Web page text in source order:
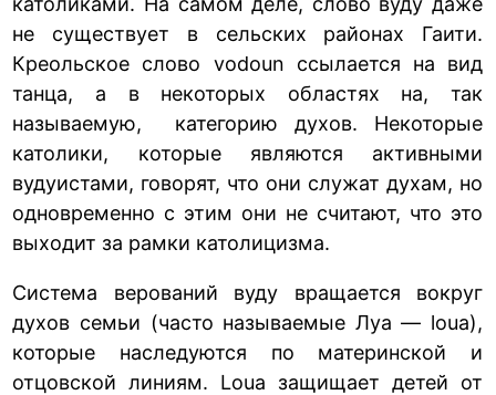
не существует в сельских районах Гаити.
Креольское слово vodoun ссылается на вид
танца, а в некоторых областях на, так
называемую, категорию духов. Некоторые
католики, которые являются активными
вудуистами, говорят, что они служат духам, но
одновременно с этим они не считают, что это
выходит за рамки католицизма.
Система верований вуду вращается вокруг
духов семьи (часто называемые Луа — loua),
которые наследуются по материнской и
отцовской линиям. Loua защищает детей от